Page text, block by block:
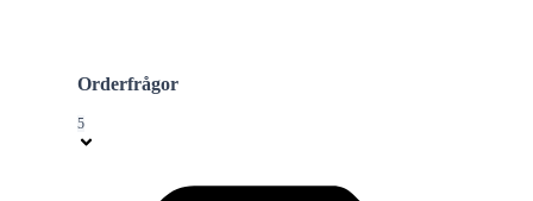
Orderfrågor
5